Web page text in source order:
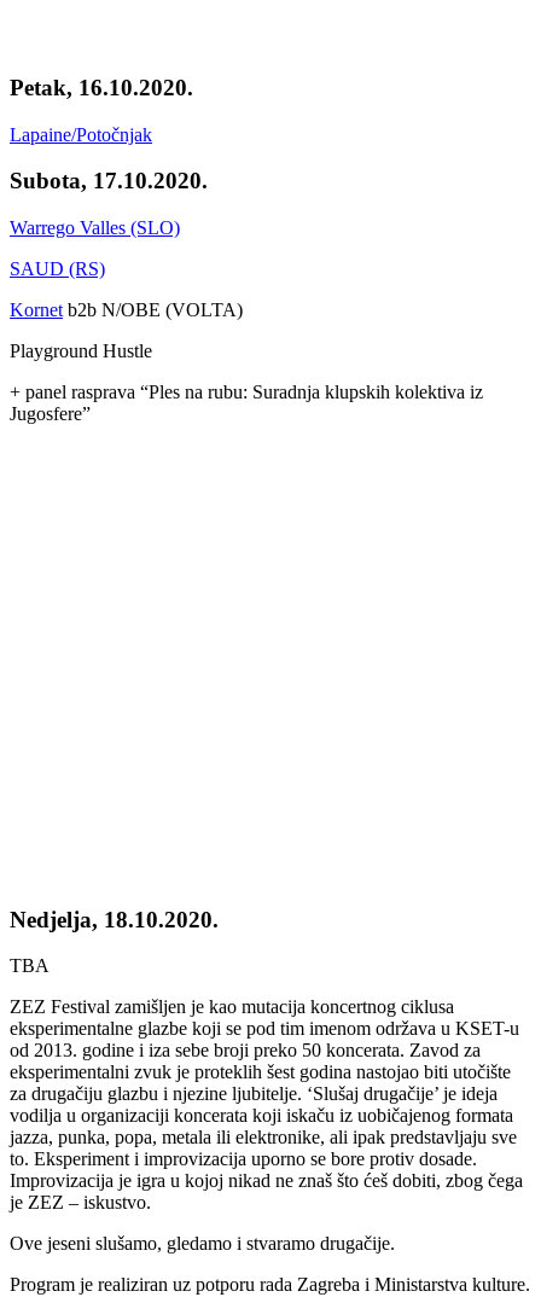
Petak, 16.10.2020.
Lapaine/Potočnjak
Subota, 17.10.2020.
Warrego Valles (SLO)
SAUD (RS)
Kornet b2b N/OBE (VOLTA)
Playground Hustle
+ panel rasprava “Ples na rubu: Suradnja klupskih kolektiva iz
Jugosfere”
Nedjelja, 18.10.2020.
TBA
ZEZ Festival zamišljen je kao mutacija koncertnog ciklusa
eksperimentalne glazbe koji se pod tim imenom održava u KSET-u
od 2013. godine i iza sebe broji preko 50 koncerata. Zavod za
eksperimentalni zvuk je proteklih šest godina nastojao biti utočište
za drugačiju glazbu i njezine ljubitelje. ‘Slušaj drugačije’ je ideja
vodilja u organizaciji koncerata koji iskaču iz uobičajenog formata
jazza, punka, popa, metala ili elektronike, ali ipak predstavljaju sve
to. Eksperiment i improvizacija uporno se bore protiv dosade.
Improvizacija je igra u kojoj nikad ne znaš što ćeš dobiti, zbog čega
je ZEZ – iskustvo.
Ove jeseni slušamo, gledamo i stvaramo drugačije.
Program je realiziran uz potporu rada Zagreba i Ministarstva kulture.